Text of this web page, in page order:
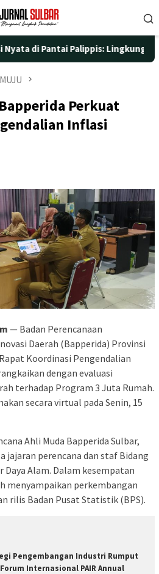
Palippis: Lingkungan dan
Perkuat
Inflasi
— Badan Perencanaan
Daerah (Bapperida) Provinsi
Koordinasi Pengendalian
dengan evaluasi
terhadap Program 3 Juta Rumah.
secara virtual pada Senin, 15
Ahli Muda Bapperida Sulbar,
jajaran perencana dan staf Bidang
Daya Alam. Dalam kesempatan
menyampaikan perkembangan
rilis Badan Pusat Statistik (BPS).
Pengembangan Industri Rumput
Internasional PAIR Annual